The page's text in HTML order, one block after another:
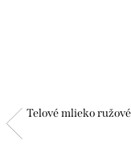
Telové mlieko